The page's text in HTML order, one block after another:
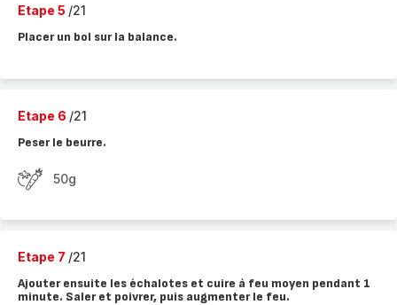
Etape 5 /21
Placer un bol sur la balance.
Etape 6 /21
Peser le beurre.
50g
Etape 7 /21
Ajouter ensuite les échalotes et cuire à feu moyen pendant 1
minute. Saler et poivrer, puis augmenter le feu.